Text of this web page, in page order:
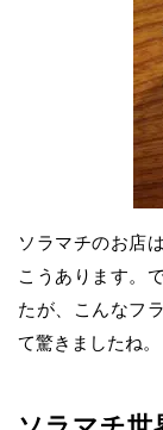
ソラマチのお店
こうあります。
たが、こんなフ
て驚きましたね。